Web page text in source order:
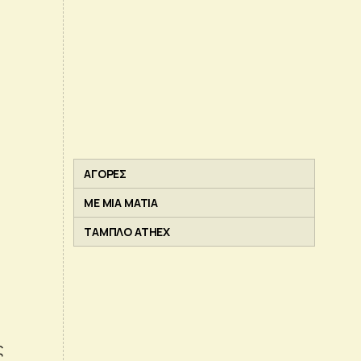
ΑΓΟΡΕΣ
ΜΕ ΜΙΑ ΜΑΤΙΑ
ΤΑΜΠΛΟ ATHEX